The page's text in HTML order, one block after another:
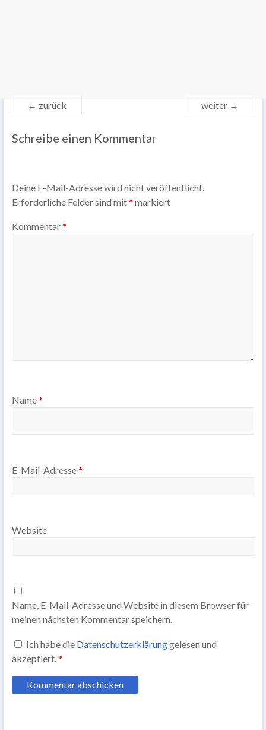
← zurück weiter →
Schreibe einen Kommentar
Deine E-Mail-Adresse wird nicht veröffentlicht.
Erforderliche Felder sind mit* markiert
Kommentar*
Name*
E-Mail-Adresse*
Website
Name, E-Mail-Adresse und Website in diesem Browser für
meinen nächsten Kommentar speichern.
Ich habe die Datenschutzerklärunggelesen und
akzeptiert. *